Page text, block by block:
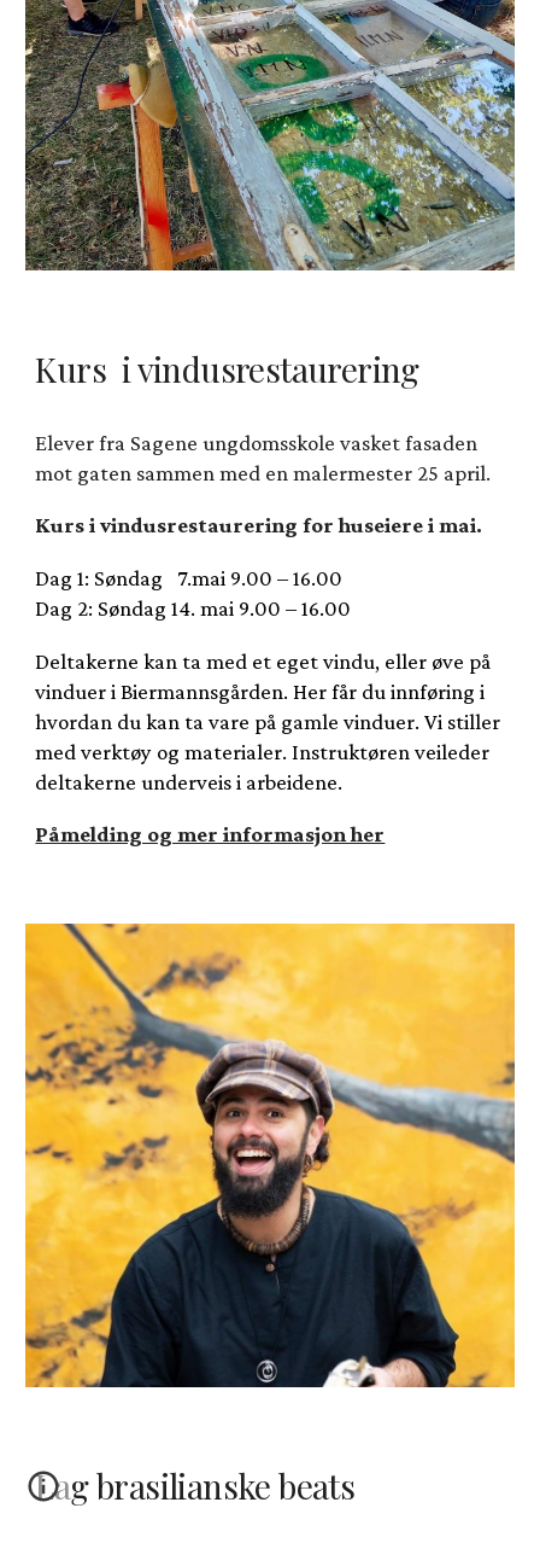
Kurs i vindusrestaurering
Elever fra Sagene ungdomsskole vasket fasaden
mot gaten sammen med en malermester 25 april.
Kurs i vindusrestaurering for huseiere i mai.
Dag 1: Søndag 7.mai 9.00 – 16.00
Dag 2: Søndag 14. mai 9.00 – 16.00
Deltakerne kan ta med et eget vindu, eller øve på
vinduer i Biermannsgården. Her får du innføring i
hvordan du kan ta vare på gamle vinduer. Vi stiller
med verktøy og materialer. Instruktøren veileder
deltakerne underveis i arbeidene.
Påmelding og mer informasjon her
Lag brasilianske beats